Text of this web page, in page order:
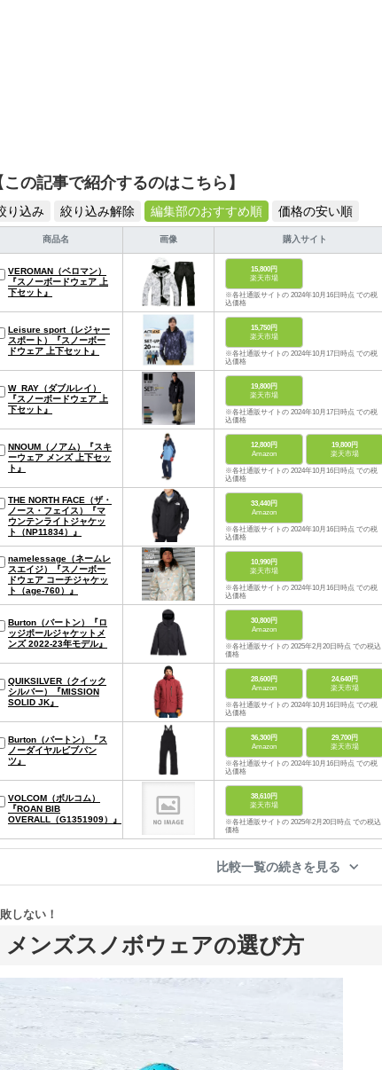
この記事で紹介するのはこちら】
り込み 絞り込み解除 編集部のおすすめ順 価格の安い順
商品名 画像 購入サイト
VEROMAN（ベロマン）
『スノーボードウェア 上
下セット』
15,800円
楽天市場
※各社通販サイトの 2024年10月16日時点 での税
込価格
Leisure sport（レジャー
スポート）『スノーボー
ドウェア 上下セット』
15,750円
楽天市場
※各社通販サイトの 2024年10月17日時点 での税
込価格
W_RAY（ダブルレイ）
『スノーボードウェア 上
下セット』
19,800円
楽天市場
※各社通販サイトの 2024年10月17日時点 での税
込価格
NNOUM（ノアム）『スキ
ーウェア メンズ 上下セッ
ト』
12,800円
Amazon
19,800円
楽天市場
※各社通販サイトの 2024年10月16日時点 での税
込価格
THE NORTH FACE（ザ・
ノース・フェイス）『マ
ウンテンライトジャケッ
ト（NP11834）』
33,440円
Amazon
※各社通販サイトの 2024年10月16日時点 での税
込価格
namelessage（ネームレ
スエイジ）『スノーボー
ドウェア コーチジャケッ
ト（age-760）』
10,990円
楽天市場
※各社通販サイトの 2024年10月16日時点 での税
込価格
Burton（バートン）『ロ
ッジポールジャケットメ
ンズ 2022-23年モデル』
30,800円
Amazon
※各社通販サイトの 2025年2月20日時点 での税込
価格
QUIKSILVER（クイック
シルバー）『MISSION
SOLID JK』
28,600円
Amazon
24,640円
楽天市場
※各社通販サイトの 2024年10月16日時点 での税
込価格
Burton（バートン）『ス
ノーダイヤルビブパン
ツ』
36,300円
Amazon
29,700円
楽天市場
※各社通販サイトの 2024年10月16日時点 での税
込価格
VOLCOM（ボルコム）
『ROAN BIB
OVERALL（G1351909）』
38,610円
楽天市場
※各社通販サイトの 2025年2月20日時点 での税込
価格
比較一覧の続きを見る
メンズスノボウェアの選び方
しない！